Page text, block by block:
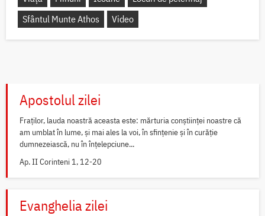
Sfântul Munte Athos
Video
Apostolul zilei
Fraților, lauda noastră aceasta este: mărturia conștiinței noastre că
am umblat în lume, și mai ales la voi, în sfințenie și în curăție
dumnezeiască, nu în înțelepciune...
Ap. II Corinteni 1, 12-20
Evanghelia zilei